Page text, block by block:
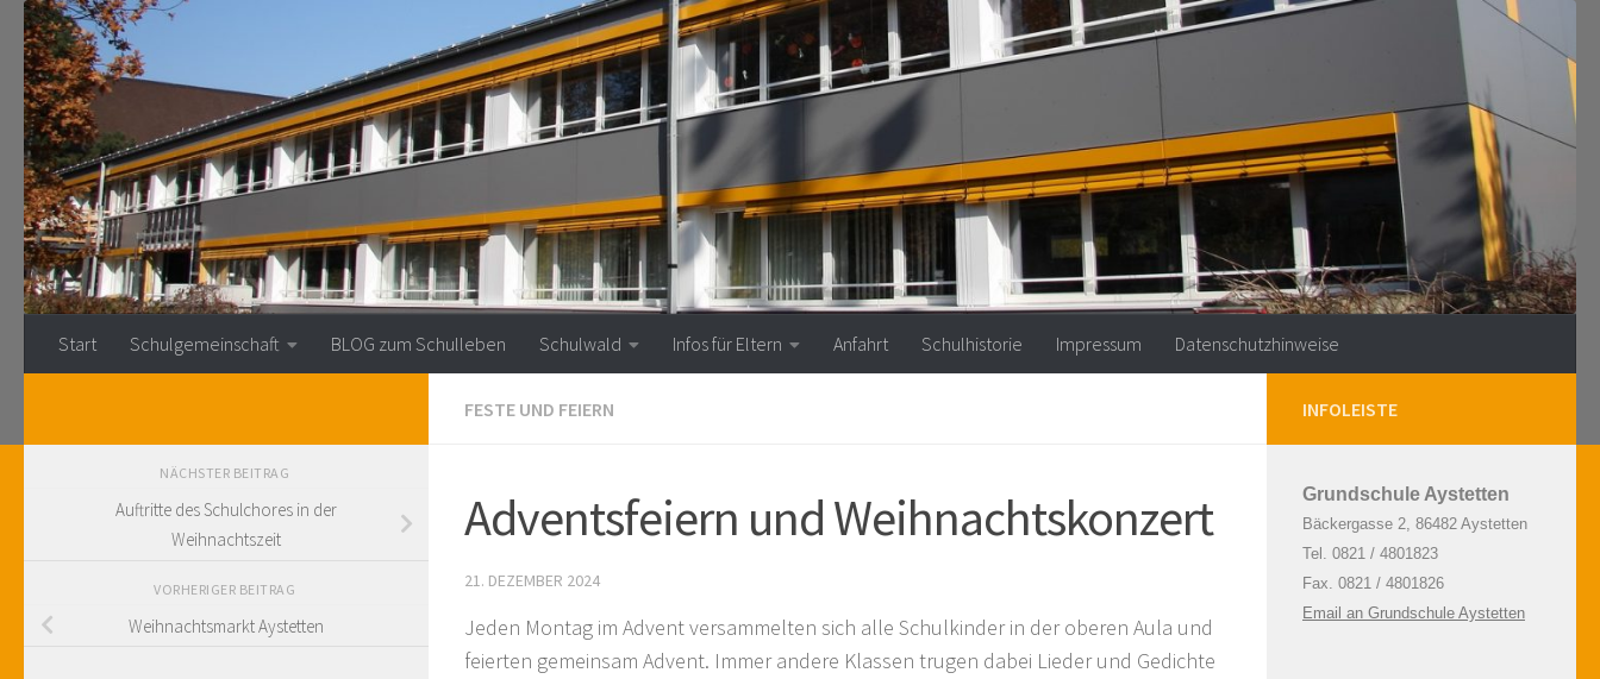
Zum Inhalt springen
Start Schulgemeinschaft BLOG zum Schulleben Schulwald Infos für Eltern Anfahrt Schulhistorie Impressum Datenschutzhinweise
FESTE UND FEIERN
Adventsfeiern und Weihnachtskonzert
21. DEZEMBER 2024
Jeden Montag im Advent versammelten sich alle Schulkinder in der oberen Aula und
feierten gemeinsam Advent. Immer andere Klassen trugen dabei Lieder und Gedichte
NÄCHSTER BEITRAG
Auftritte des Schulchores in der
Weihnachtszeit
VORHERIGER BEITRAG
Weihnachtsmarkt Aystetten
INFOLEISTE
Grundschule Aystetten
Bäckergasse 2, 86482 Aystetten
Tel. 0821 / 4801823
Fax. 0821 / 4801826
Email an Grundschule Aystetten